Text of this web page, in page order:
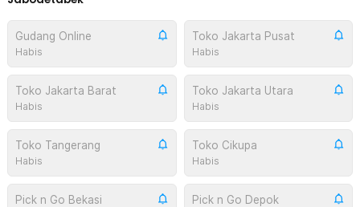
Gudang Online
Habis
Toko Jakarta Pusat
Habis
Toko Jakarta Barat
Habis
Toko Jakarta Utara
Habis
Toko Tangerang
Habis
Toko Cikupa
Habis
Pick n Go Bekasi Pick n Go Depok